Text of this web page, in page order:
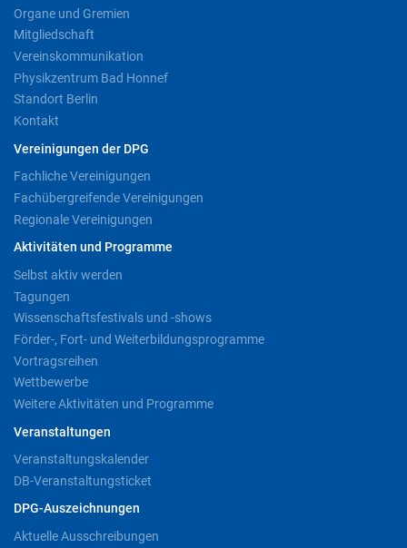
Organe und Gremien
Mitgliedschaft
Vereinskommunikation
Physikzentrum Bad Honnef
Standort Berlin
Kontakt
Vereinigungen der DPG
Fachliche Vereinigungen
Fachübergreifende Vereinigungen
Regionale Vereinigungen
Aktivitäten und Programme
Selbst aktiv werden
Tagungen
Wissenschaftsfestivals und -shows
Förder-, Fort- und Weiterbildungsprogramme
Vortragsreihen
Wettbewerbe
Weitere Aktivitäten und Programme
Veranstaltungen
Veranstaltungskalender
DB-Veranstaltungsticket
DPG-Auszeichnungen
Aktuelle Ausschreibungen